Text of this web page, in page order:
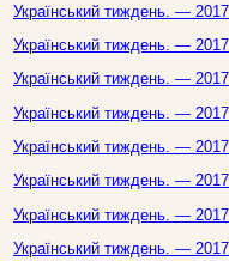
Український тиждень. —
Український тиждень. —
Український тиждень. —
Український тиждень. —
Український тиждень. —
Український тиждень. —
Український тиждень. —
Український тиждень. —